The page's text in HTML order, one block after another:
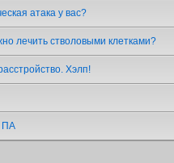
атака у вас?
лечить стволовыми клетками?
Хэлп!
ПА